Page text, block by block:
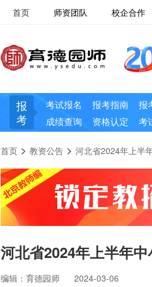
首页 师资团队 校企合作
报
考
考试报名 报考指南
报
成绩查询
资格认定 考
首页> 教资公告> 河北省2024年上半
河北省2024年上半年
编辑：育德园师 2024-03-06